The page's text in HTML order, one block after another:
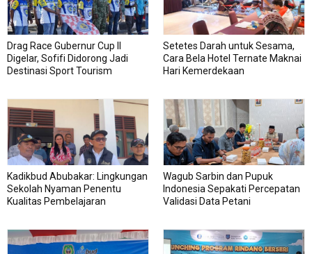
Drag Race Gubernur Cup II
Digelar, Sofifi Didorong Jadi
Destinasi Sport Tourism
Setetes Darah untuk Sesama,
Cara Bela Hotel Ternate Maknai
Hari Kemerdekaan
Kadikbud Abubakar: Lingkungan
Sekolah Nyaman Penentu
Kualitas Pembelajaran
Wagub Sarbin dan Pupuk
Indonesia Sepakati Percepatan
Validasi Data Petani